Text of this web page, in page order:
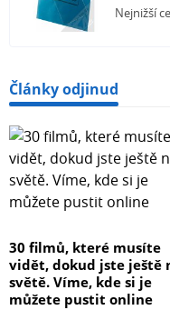
Nejnižší
Články odjinud
30 filmů, které musíte
vidět, dokud jste ještě
světě. Víme, kde si je
můžete pustit online